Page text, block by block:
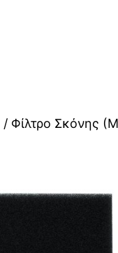
/ Φίλτρο Σκόνης